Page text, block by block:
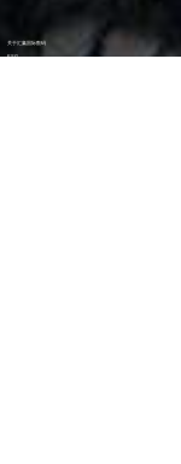
关于汇赢国际数码
ESG